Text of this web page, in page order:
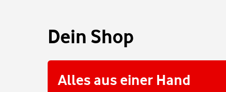
Dein Shop
Alles aus einer Hand